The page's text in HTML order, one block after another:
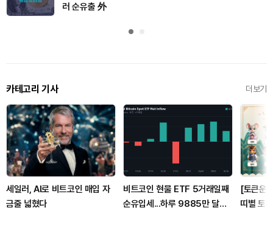
러 순유출 外
카테고리 기사 더보기
세일러, AI로 비트코인 매입 자
금줄 넓혔다
비트코인 현물 ETF 5거래일째
순유입세...하루 9885만 달러
[토큰운
띠별 토